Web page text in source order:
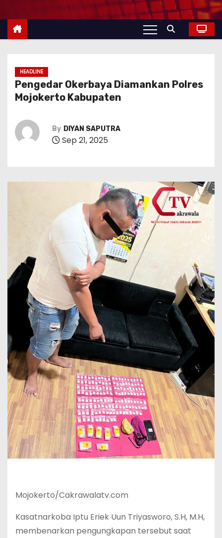
HEADLINE
Pengedar Okerbaya Diamankan Polres
Mojokerto Kabupaten
By DIYAN SAPUTRA
Sep 21, 2025
Mojokerto/Cakrawalatv.com
Kasatnarkoba Iptu Eriek Uun Triyasworo, S.H, M.H,
membenarkan pengungkapan tersebut saat